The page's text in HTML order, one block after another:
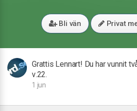
Bli vän Privat
Grattis Lennart! Du har vunnit
v.22.
1 jun